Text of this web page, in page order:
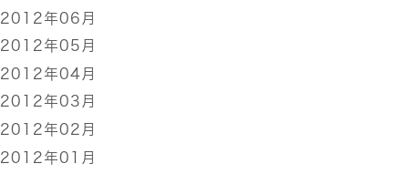
2012年06月
2012年05月
2012年04月
2012年03月
2012年02月
2012年01月